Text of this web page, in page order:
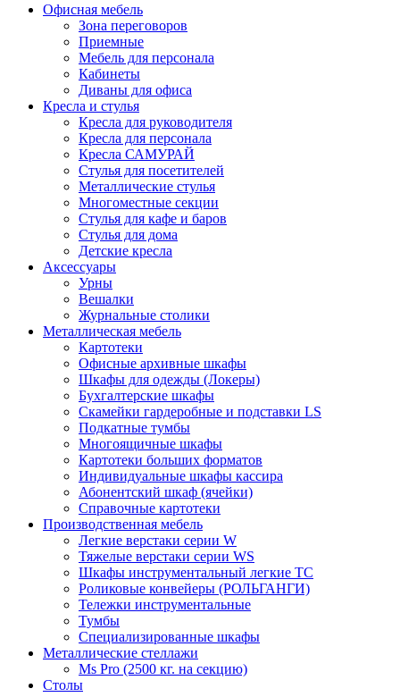
Офисная мебель
Зона переговоров
Приемные
Мебель для персонала
Кабинеты
Диваны для офиса
Кресла и стулья
Кресла для руководителя
Кресла для персонала
Кресла САМУРАЙ
Стулья для посетителей
Металлические стулья
Многоместные секции
Стулья для кафе и баров
Стулья для дома
Детские кресла
Аксессуары
Урны
Вешалки
Журнальные столики
Металлическая мебель
Картотеки
Офисные архивные шкафы
Шкафы для одежды (Локеры)
Бухгалтерские шкафы
Скамейки гардеробные и подставки LS
Подкатные тумбы
Многоящичные шкафы
Картотеки больших форматов
Индивидуальные шкафы кассира
Абонентский шкаф (ячейки)
Справочные картотеки
Производственная мебель
Легкие верстаки серии W
Тяжелые верстаки серии WS
Шкафы инструментальный легкие ТС
Роликовые конвейеры (РОЛЬГАНГИ)
Тележки инструментальные
Тумбы
Специализированные шкафы
Металлические стеллажи
Ms Pro (2500 кг. на секцию)
Столы